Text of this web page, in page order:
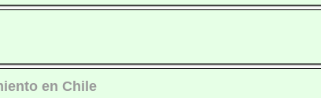
en Chile